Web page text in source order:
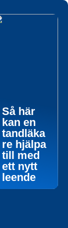
Så här
kan en
tandläka
re hjälpa
till med
ett nytt
leende